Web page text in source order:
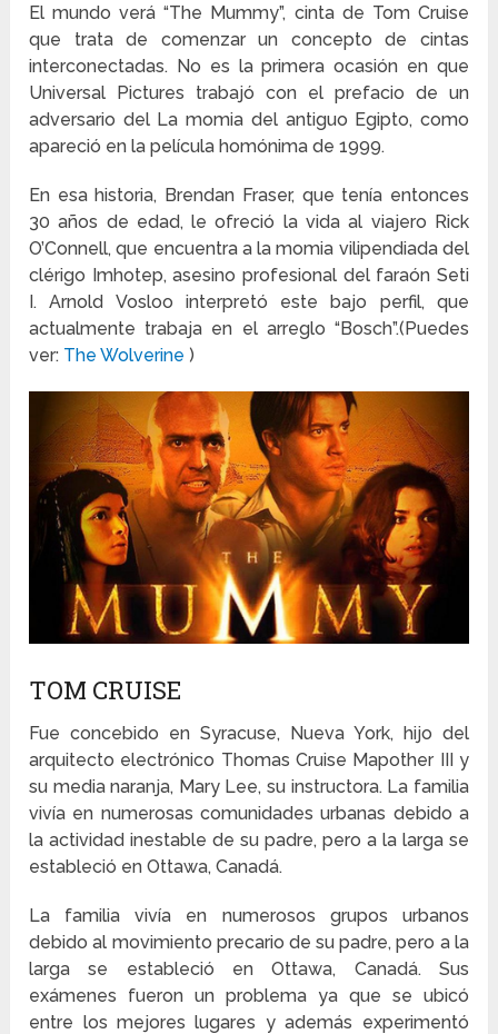
El mundo verá “The Mummy”, cinta de Tom Cruise
que trata de comenzar un concepto de cintas
interconectadas. No es la primera ocasión en que
Universal Pictures trabajó con el prefacio de un
adversario del La momia del antiguo Egipto, como
apareció en la película homónima de 1999.
En esa historia, Brendan Fraser, que tenía entonces
30 años de edad, le ofreció la vida al viajero Rick
O’Connell, que encuentra a la momia vilipendiada del
clérigo Imhotep, asesino profesional del faraón Seti
I. Arnold Vosloo interpretó este bajo perfil, que
actualmente trabaja en el arreglo “Bosch”.(Puedes
ver: The Wolverine )
TOM CRUISE
Fue concebido en Syracuse, Nueva York, hijo del
arquitecto electrónico Thomas Cruise Mapother III y
su media naranja, Mary Lee, su instructora. La familia
vivía en numerosas comunidades urbanas debido a
la actividad inestable de su padre, pero a la larga se
estableció en Ottawa, Canadá.
La familia vivía en numerosos grupos urbanos
debido al movimiento precario de su padre, pero a la
larga se estableció en Ottawa, Canadá. Sus
exámenes fueron un problema ya que se ubicó
entre los mejores lugares y además experimentó